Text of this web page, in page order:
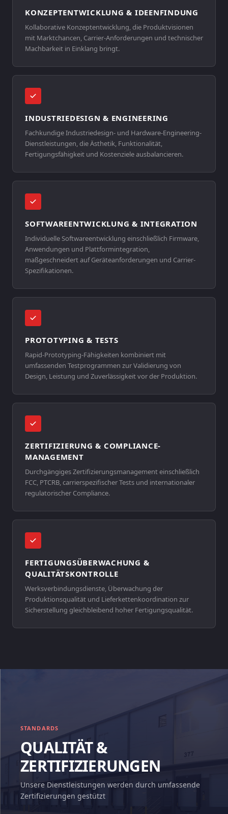
KONZEPTENTWICKLUNG & IDEENFINDUNG
Kollaborative Konzeptentwicklung, die Produktvisionen
mit Marktchancen, Carrier-Anforderungen und technischer
Machbarkeit in Einklang bringt.
INDUSTRIEDESIGN & ENGINEERING
Fachkundige Industriedesign- und Hardware-Engineering-
Dienstleistungen, die Ästhetik, Funktionalität,
Fertigungsfähigkeit und Kostenziele ausbalancieren.
SOFTWAREENTWICKLUNG & INTEGRATION
Individuelle Softwareentwicklung einschließlich Firmware,
Anwendungen und Plattformintegration,
maßgeschneidert auf Geräteanforderungen und Carrier-
Spezifikationen.
PROTOTYPING & TESTS
Rapid-Prototyping-Fähigkeiten kombiniert mit
umfassenden Testprogrammen zur Validierung von
Design, Leistung und Zuverlässigkeit vor der Produktion.
ZERTIFIZIERUNG & COMPLIANCE-
MANAGEMENT
Durchgängiges Zertifizierungsmanagement einschließlich
FCC, PTCRB, carrierspezifischer Tests und internationaler
regulatorischer Compliance.
FERTIGUNGSÜBERWACHUNG &
QUALITÄTSKONTROLLE
Werksverbindungsdienste, Überwachung der
Produktionsqualität und Lieferkettenkoordination zur
Sicherstellung gleichbleibend hoher Fertigungsqualität.
STANDARDS
QUALITÄT &
ZERTIFIZIERUNGEN
Unsere Dienstleistungen werden durch umfassende
Zertifizierungen gestützt